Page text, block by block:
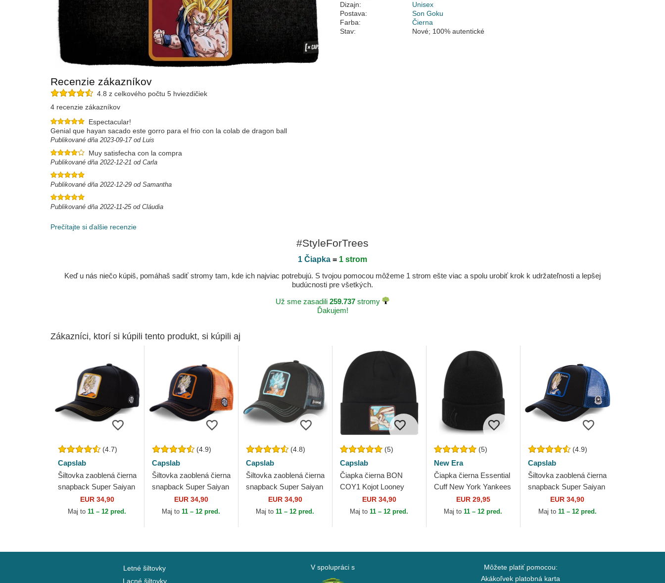
Dizajn:
Unisex
Postava:
Son Goku
Farba:
Čierna
Stav:
Nové; 100% autentické
Recenzie zákazníkov
4.8 z celkového počtu 5 hviezdičiek
4 recenzie zákazníkov
Espectacular!
Genial que hayan sacado este gorro para el frio con la colab de dragon ball
Publikované dňa 2023-09-17 od Luis
Muy satisfecha con la compra
Publikované dňa 2022-12-21 od Carla
Publikované dňa 2022-12-29 od Samantha
Publikované dňa 2022-11-25 od Cláudia
Prečítajte si ďalšie recenzie
#StyleForTrees
1 Čiapka = 1 strom
Keď u nás niečo kúpiš, pomáhaš sadiť stromy tam, kde ich najviac potrebujú. S tvojou pomocou môžeme 1 strom ešte viac a spolu urobiť krok k udržateľnosti a lepšej
budúcnosti pre všetkých.
Už sme zasadili 259.737 stromy
Ďakujem!
Zákazníci, ktorí si kúpili tento produkt, si kúpili aj
(4.7)
Capslab
Šiltovka zaoblená čierna
snapback Super Saiyan
GO2 Son Goku Dragon
Ball Capslab
EUR 34,90
Maj to11 – 12 pred.
(4.9)
Capslab
Šiltovka zaoblená čierna
snapback Super Saiyan
GO3 Son Goku Dragon
Ball Capslab
EUR 34,90
Maj to11 – 12 pred.
(4.8)
Capslab
Šiltovka zaoblená čierna
snapback Super Saiyan
Blue CAS GOK1 Son
Goku Dragon Ball
EUR 34,90
Maj to11 – 12 pred.
(5)
Capslab
Čiapka čierna BON
COY1 Kojot Looney
Tunes Capslab
EUR 34,90
Maj to11 – 12 pred.
(5)
New Era
Čiapka čierna Essential
Cuff New York Yankees
MLB New Era
EUR 29,95
Maj to11 – 12 pred.
(4.9)
Capslab
Šiltovka zaoblená čierna
snapback Super Saiyan
VE3 Vegeta Dragon Ball
Capslab
EUR 34,90
Maj to 11 – 12 pred.
Letné šiltovky
Lacné šiltovky
V spolupráci s
Môžete platiť pomocou:
Akákoľvek platobná karta